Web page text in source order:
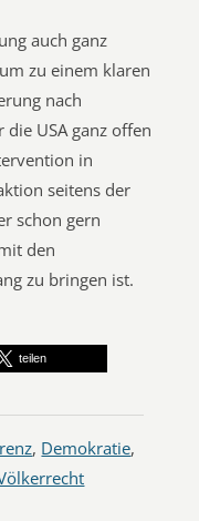
auch ganz
zu einem klaren
nach
USA ganz offen
in
seitens der
schon gern
den
zu bringen ist.
teilen
, Demokratie,